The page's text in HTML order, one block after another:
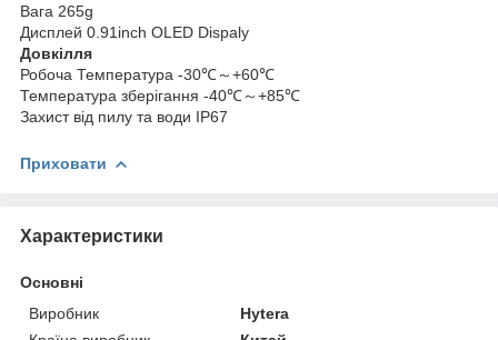
Вага 265g
Дисплей 0.91inch OLED Dispaly
Довкілля
Робоча Температура -30℃～+60℃
Температура зберігання -40℃～+85℃
Захист від пилу та води IP67
Приховати
Характеристики
Основні
Виробник
Hytera